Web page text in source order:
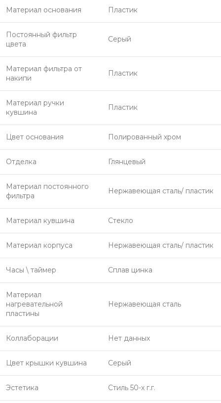
Материал основания Пластик
Постоянный фильтр
цвета
Серый
Материал фильтра от
накипи
Пластик
Материал ручки
кувшина
Пластик
Цвет основания Полированный хром
Отделка Глянцевый
Материал постоянного
фильтра
Нержавеющая сталь/ пластик
Материал кувшина Стекло
Материал корпуса Нержавеющая сталь/ пластик
Часы \ таймер Сплав цинка
Материал
нагревательной
пластины
Нержавеющая сталь
Коллаборации Нет данных
Цвет крышки кувшина Серый
Эстетика Стиль 50-х г.г.